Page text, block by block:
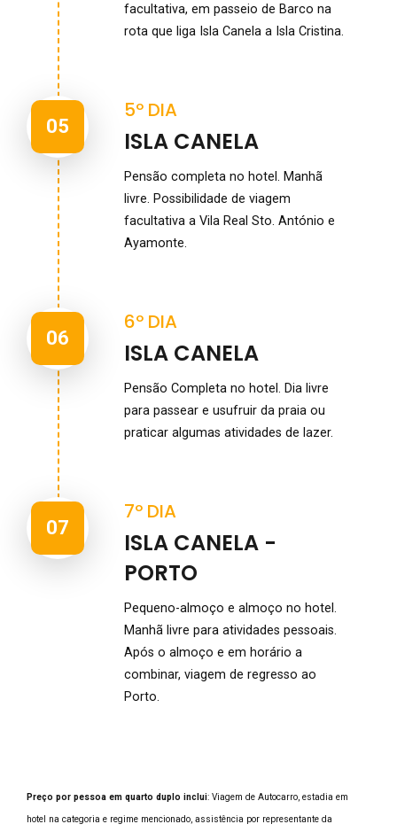
facultativa, em passeio de Barco na
rota que liga Isla Canela a Isla Cristina.
05
5º DIA
ISLA CANELA
Pensão completa no hotel. Manhã
livre. Possibilidade de viagem
facultativa a Vila Real Sto. António e
Ayamonte.
06
6º DIA
ISLA CANELA
Pensão Completa no hotel. Dia livre
para passear e usufruir da praia ou
praticar algumas atividades de lazer.
07
7º DIA
ISLA CANELA -
PORTO
Pequeno-almoço e almoço no hotel.
Manhã livre para atividades pessoais.
Após o almoço e em horário a
combinar, viagem de regresso ao
Porto.
Preço por pessoa em quarto duplo inclui: Viagem de Autocarro, estadia em
hotel na categoria e regime mencionado, assistência por representante da